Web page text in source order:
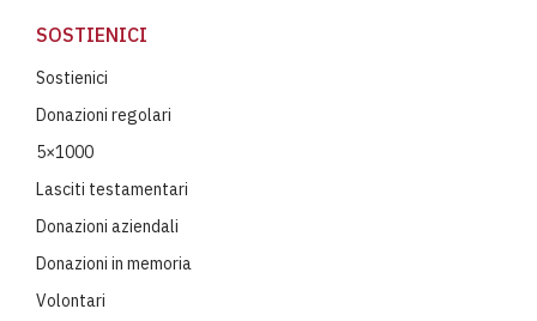
SOSTIENICI
Sostienici
Donazioni regolari
5×1000
Lasciti testamentari
Donazioni aziendali
Donazioni in memoria
Volontari